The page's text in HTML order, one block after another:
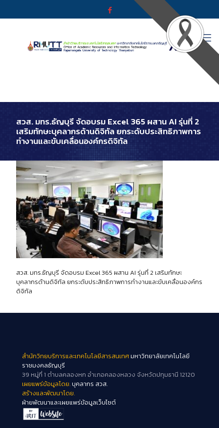
สวส. มทร.ธัญบุรี จัดอบรม Excel 365 ผสาน AI รุ่นที่ 2
เสริมทักษะบุคลากรด้านดิจิทัล ยกระดับประสิทธิภาพการ
ทำงานและขับเคลื่อนองค์กรดิจิทัล
สวส. มทร.ธัญบุรี จัดอบรม Excel 365 ผสาน AI รุ่นที่ 2 เสริมทักษะ
บุคลากรด้านดิจิทัล ยกระดับประสิทธิภาพการทำงานและขับเคลื่อนองค์กร
ดิจิทัล
สำนักวิทยบริการและเทคโนโลยีสารสนเทศมหาวิทยาลัยเทคโนโลยี
ราชมงคลธัญบุรี
39 หมู่ที่ 1 ตำบลคลองหก อำเภอคลองหลวง จังหวัดปทุมธานี 12120
เผยแพร่ข้อมูลโดย.บุคลากร สวส.
สร้างและพัฒนาโดย.
ฝ่ายพัฒนาและเผยแพร่ข้อมูลเว็บไซต์